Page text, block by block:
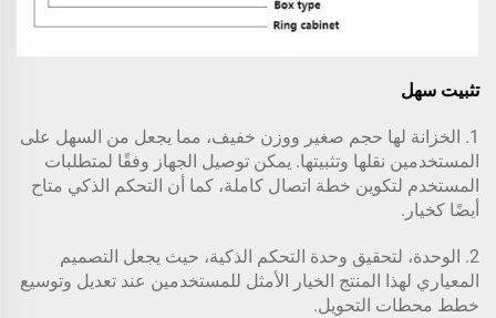
تثبيت سهل
1. الخزانة لها حجم صغير ووزن خفيف، مما يجعل من السهل على
المستخدمين نقلها وتثبيتها. يمكن توصيل الجهاز وفقًا لمتطلبات
المستخدم لتكوين خطة اتصال كاملة، كما أن التحكم الذكي متاح
أيضًا كخيار.
2. الوحدة، لتحقيق وحدة التحكم الذكية، حيث يجعل التصميم
المعياري لهذا المنتج الخيار الأمثل للمستخدمين عند تعديل وتوسيع
خطط محطات التحويل.